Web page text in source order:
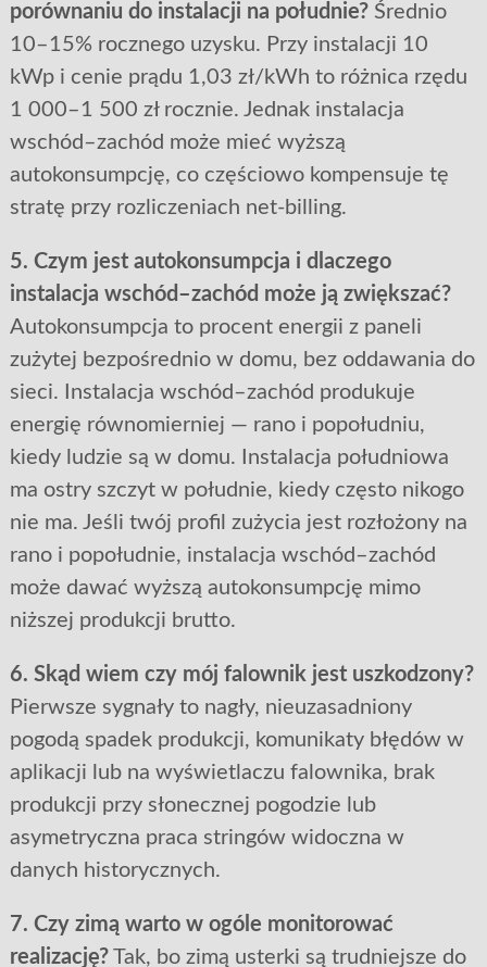
porównaniu do instalacji na południe?Średnio
10–15% rocznego uzysku. Przy instalacji 10
kWp i cenie prądu 1,03 zł/kWh to różnica rzędu
1 000–1 500 zł rocznie. Jednak instalacja
wschód–zachód może mieć wyższą
autokonsumpcję, co częściowo kompensuje tę
stratę przy rozliczeniach net-billing.
5. Czym jest autokonsumpcja i dlaczego
instalacja wschód–zachód może ją zwiększać?
Autokonsumpcja to procent energii z paneli
zużytej bezpośrednio w domu, bez oddawania do
sieci. Instalacja wschód–zachód produkuje
energię równomierniej — rano i popołudniu,
kiedy ludzie są w domu. Instalacja południowa
ma ostry szczyt w południe, kiedy często nikogo
nie ma. Jeśli twój profil zużycia jest rozłożony na
rano i popołudnie, instalacja wschód–zachód
może dawać wyższą autokonsumpcję mimo
niższej produkcji brutto.
6. Skąd wiem czy mój falownik jest uszkodzony?
Pierwsze sygnały to nagły, nieuzasadniony
pogodą spadek produkcji, komunikaty błędów w
aplikacji lub na wyświetlaczu falownika, brak
produkcji przy słonecznej pogodzie lub
asymetryczna praca stringów widoczna w
danych historycznych.
7. Czy zimą warto w ogóle monitorować
realizację?Tak, bo zimą usterki są trudniejsze do